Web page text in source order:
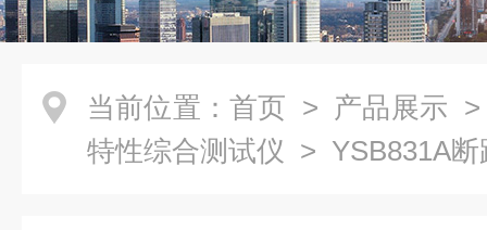
当前位置： 首页 > 产品展示
特性综合测试仪 > YSB831A